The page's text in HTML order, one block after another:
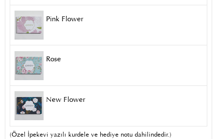
Pink Flower
Rose
New Flower
(Özel İpekevi yazılı kurdele ve hediye notu dahilindedir.)